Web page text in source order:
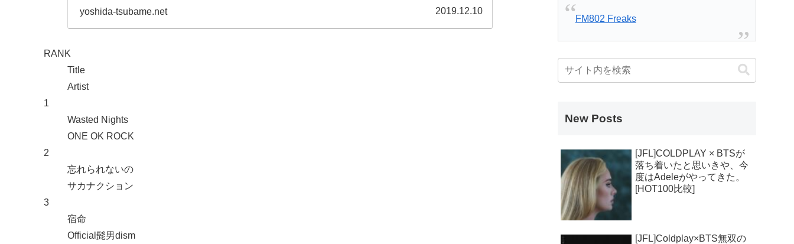
yoshida-tsubame.net 2019.12.10
RANK
Title
Artist
1
Wasted Nights
ONE OK ROCK
2
忘れられないの
サカナクション
3
宿命
Official髭男dism
FM802 Freaks
New Posts
[JFL]COLDPLAY × BTSが
落ち着いたと思いきや、今
度はAdeleがやってきた。
[HOT100比較]
[JFL]Coldplay×BTS無双の